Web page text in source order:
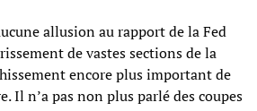
allusion au rapport de la Fed
de vastes sections de la
encore plus important de
Il n’a pas non plus parlé des coupes